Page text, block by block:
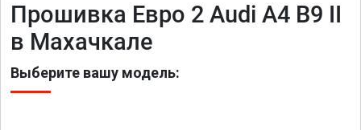
Прошивка Евро 2 Audi A4 B9 II
в Махачкале
Выберите вашу модель: